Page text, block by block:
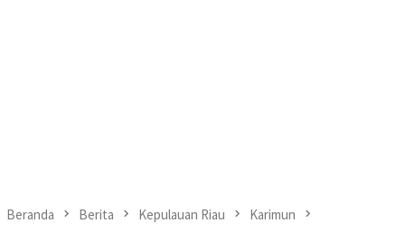
Beranda Berita Kepulauan Riau Karimun